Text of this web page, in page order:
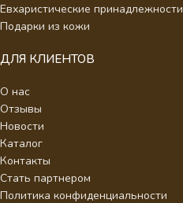
Евхаристические принадлежности
Подарки из кожи
ДЛЯ КЛИЕНТОВ
О нас
Отзывы
Новости
Каталог
Контакты
Стать партнером
Политика конфиденциальности